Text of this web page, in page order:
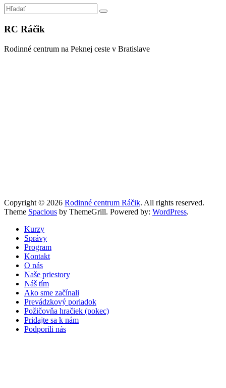
RC Ráčik
Rodinné centrum na Peknej ceste v Bratislave
Copyright © 2026 Rodinné centrum Ráčik. All rights reserved.
Theme Spacious by ThemeGrill. Powered by: WordPress.
Kurzy
Správy
Program
Kontakt
O nás
Naše priestory
Náš tím
Ako sme začínali
Prevádzkový poriadok
Požičovňa hračiek (pokec)
Pridajte sa k nám
Podporili nás